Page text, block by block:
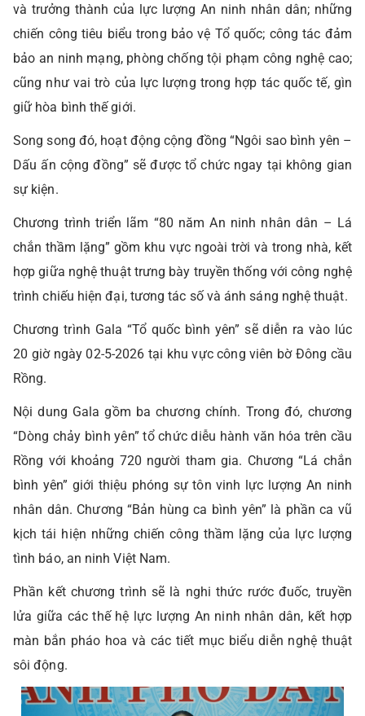
và trưởng thành của lực lượng An ninh nhân dân; những
chiến công tiêu biểu trong bảo vệ Tổ quốc; công tác đảm
bảo an ninh mạng, phòng chống tội phạm công nghệ cao;
cũng như vai trò của lực lượng trong hợp tác quốc tế, gìn
giữ hòa bình thế giới.
Song song đó, hoạt động cộng đồng “Ngôi sao bình yên –
Dấu ấn cộng đồng” sẽ được tổ chức ngay tại không gian
sự kiện.
Chương trình triển lãm “80 năm An ninh nhân dân – Lá
chắn thầm lặng” gồm khu vực ngoài trời và trong nhà, kết
hợp giữa nghệ thuật trưng bày truyền thống với công nghệ
trình chiếu hiện đại, tương tác số và ánh sáng nghệ thuật.
Chương trình Gala “Tổ quốc bình yên” sẽ diễn ra vào lúc
20 giờ ngày 02-5-2026 tại khu vực công viên bờ Đông cầu
Rồng.
Nội dung Gala gồm ba chương chính. Trong đó, chương
“Dòng chảy bình yên” tổ chức diễu hành văn hóa trên cầu
Rồng với khoảng 720 người tham gia. Chương “Lá chắn
bình yên” giới thiệu phóng sự tôn vinh lực lượng An ninh
nhân dân. Chương “Bản hùng ca bình yên” là phần ca vũ
kịch tái hiện những chiến công thầm lặng của lực lượng
tình báo, an ninh Việt Nam.
Phần kết chương trình sẽ là nghi thức rước đuốc, truyền
lửa giữa các thế hệ lực lượng An ninh nhân dân, kết hợp
màn bắn pháo hoa và các tiết mục biểu diễn nghệ thuật
sôi động.